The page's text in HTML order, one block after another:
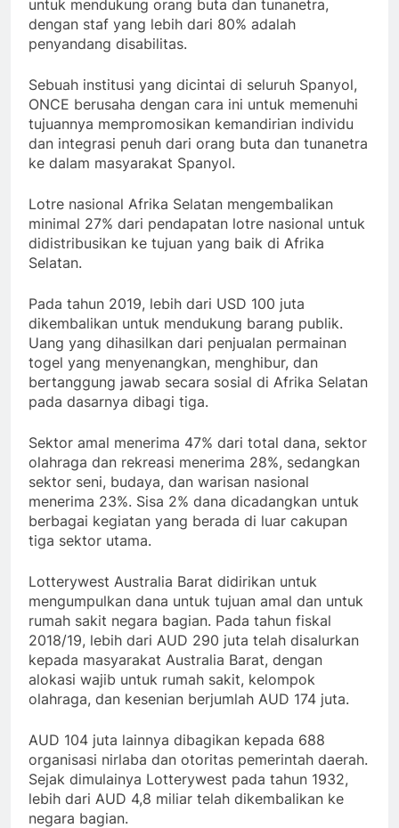
untuk mendukung orang buta dan tunanetra,
dengan staf yang lebih dari 80% adalah
penyandang disabilitas.
Sebuah institusi yang dicintai di seluruh Spanyol,
ONCE berusaha dengan cara ini untuk memenuhi
tujuannya mempromosikan kemandirian individu
dan integrasi penuh dari orang buta dan tunanetra
ke dalam masyarakat Spanyol.
Lotre nasional Afrika Selatan mengembalikan
minimal 27% dari pendapatan lotre nasional untuk
didistribusikan ke tujuan yang baik di Afrika
Selatan.
Pada tahun 2019, lebih dari USD 100 juta
dikembalikan untuk mendukung barang publik.
Uang yang dihasilkan dari penjualan permainan
togel yang menyenangkan, menghibur, dan
bertanggung jawab secara sosial di Afrika Selatan
pada dasarnya dibagi tiga.
Sektor amal menerima 47% dari total dana, sektor
olahraga dan rekreasi menerima 28%, sedangkan
sektor seni, budaya, dan warisan nasional
menerima 23%. Sisa 2% dana dicadangkan untuk
berbagai kegiatan yang berada di luar cakupan
tiga sektor utama.
Lotterywest Australia Barat didirikan untuk
mengumpulkan dana untuk tujuan amal dan untuk
rumah sakit negara bagian. Pada tahun fiskal
2018/19, lebih dari AUD 290 juta telah disalurkan
kepada masyarakat Australia Barat, dengan
alokasi wajib untuk rumah sakit, kelompok
olahraga, dan kesenian berjumlah AUD 174 juta.
AUD 104 juta lainnya dibagikan kepada 688
organisasi nirlaba dan otoritas pemerintah daerah.
Sejak dimulainya Lotterywest pada tahun 1932,
lebih dari AUD 4,8 miliar telah dikembalikan ke
negara bagian.